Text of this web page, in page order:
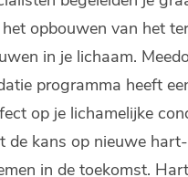
opbouwen van het
in je lichaam.
programma heeft
op je lichamelijke
de kans op nieuwe
in de toekomst.